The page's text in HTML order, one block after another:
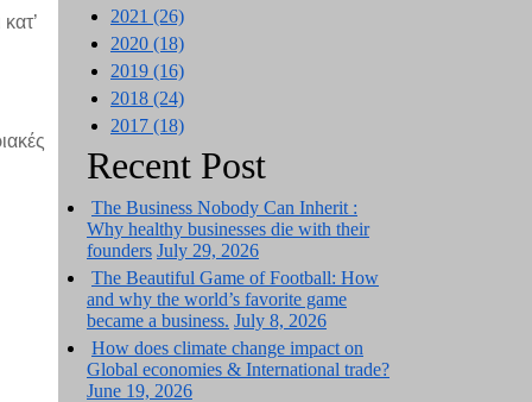
2021 (26)
2020 (18)
2019 (16)
2018 (24)
2017 (18)
Recent Post
The Business Nobody Can Inherit :
Why healthy businesses die with their
founders July 29, 2026
The Beautiful Game of Football: How
and why the world’s favorite game
became a business. July 8, 2026
How does climate change impact on
Global economies & International trade?
June 19, 2026